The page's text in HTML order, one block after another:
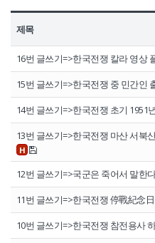
제목
16번 글쓰기=>한국전쟁 칼라 영상
15번 글쓰기=>한국전쟁 중 민간인
14번 글쓰기=>한국전쟁 초기 1951
13번 글쓰기=>한국전쟁 마산 서북
H
12번 글쓰기=>국군은 죽어서 말한
11번 글쓰기=>한국전쟁 停戰紀念
10번 글쓰기=>한국전쟁 참전용사